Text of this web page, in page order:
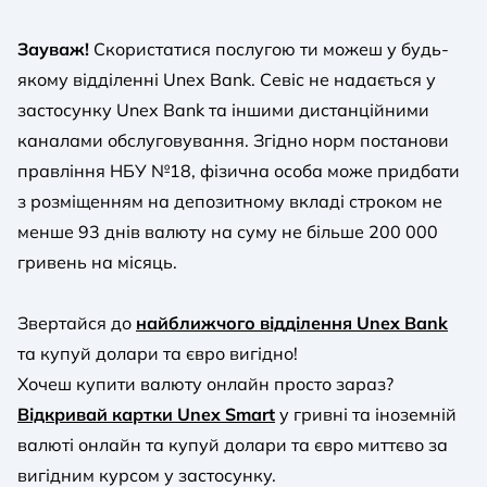
Зауваж! Скористатися послугою ти можеш у будь-
якому відділенні Unex Bank. Севіс не надається у
застосунку Unex Bank та іншими дистанційними
каналами обслуговування. Згідно норм постанови
правління НБУ №18, фізична особа може придбати
з розміщенням на депозитному вкладі строком не
менше 93 днів валюту на суму не більше 200 000
гривень на місяць.
Звертайся до найближчого відділення Unex Bank
та купуй долари та євро вигідно!
Хочеш купити валюту онлайн просто зараз?
Відкривай картки Unex Smart у гривні та іноземній
валюті онлайн та купуй долари та євро миттєво за
вигідним курсом у застосунку.